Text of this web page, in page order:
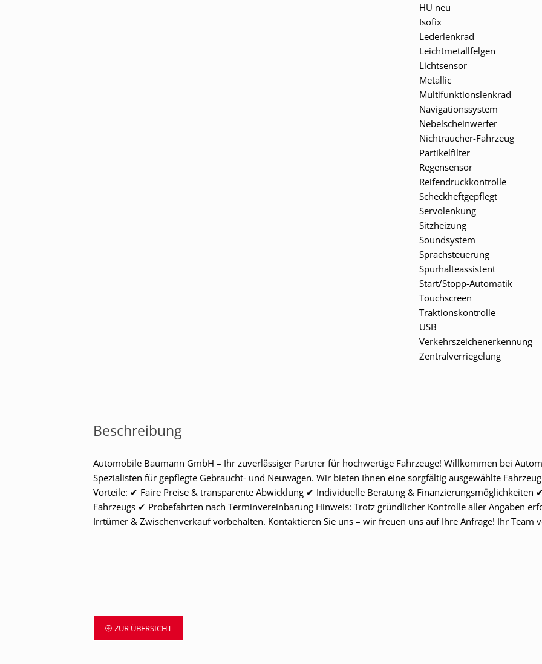
HU neu
Isofix
Lederlenkrad
Leichtmetallfelgen
Lichtsensor
Metallic
Multifunktionslenkrad
Navigationssystem
Nebelscheinwerfer
Nichtraucher-Fahrzeug
Partikelfilter
Regensensor
Reifendruckkontrolle
Scheckheftgepflegt
Servolenkung
Sitzheizung
Soundsystem
Sprachsteuerung
Spurhalteassistent
Start/Stopp-Automatik
Touchscreen
Traktionskontrolle
USB
Verkehrszeichenerkennung
Zentralverriegelung
Beschreibung
Automobile Baumann GmbH – Ihr zuverlässiger Partner für hochwertige Fahrzeuge! Willkommen bei
Spezialisten für gepflegte Gebraucht- und Neuwagen. Wir bieten Ihnen eine sorgfältig ausgewählte
Vorteile: ✔ Faire Preise & transparente Abwicklung ✔ Individuelle Beratung & Finanzierungsmöglichkeiten
Fahrzeugs ✔ Probefahrten nach Terminvereinbarung Hinweis: Trotz gründlicher Kontrolle aller Angaben
Irrtümer & Zwischenverkauf vorbehalten. Kontaktieren Sie uns – wir freuen uns auf Ihre Anfrage! Ihr Team
ZUR ÜBERSICHT